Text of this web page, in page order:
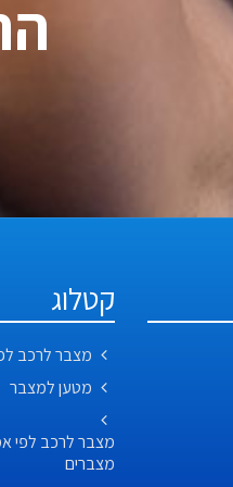
קטלוג
מצבר לרכב
מטען למצבר
מצברים